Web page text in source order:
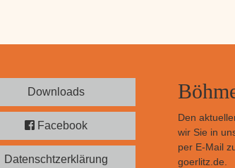
Downloads
Facebook
Datenschtzerklärung
Den
wir Sie in
per E-Mail
goerlitz.de